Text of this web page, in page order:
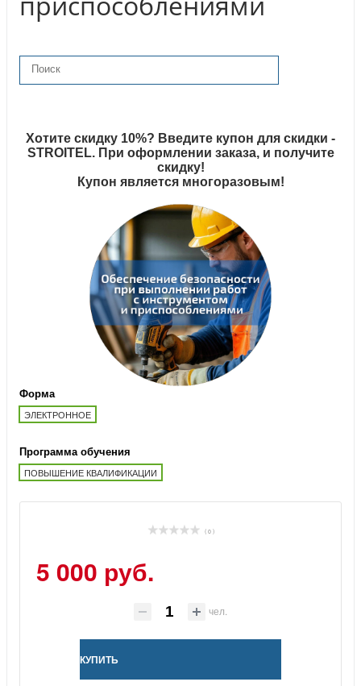
Хотите скидку 10%? Введите купон для скидки -
STROITEL. При оформлении заказа, и получите
скидку!
Купон является многоразовым!
Форма
ЭЛЕКТРОННОЕ
Программа обучения
ПОВЫШЕНИЕ КВАЛИФИКАЦИИ
( 0 )
5 000 руб.
чел.
КУПИТЬ